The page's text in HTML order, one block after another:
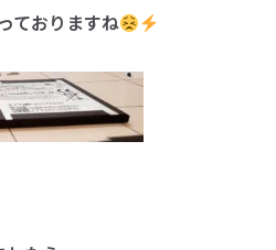
ておりますね